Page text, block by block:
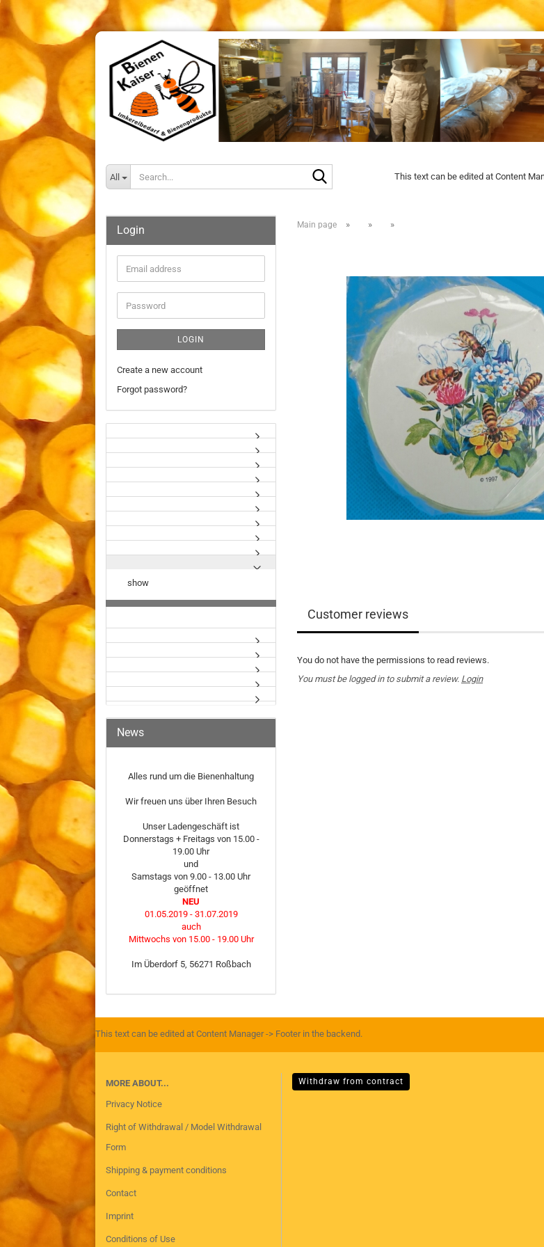
All This text can be edited at Content
Main page » » »
Customer reviews
You do not have the permissions to read reviews.
You must be logged in to submit a review. Login
Login
Email
address
Password
LOGIN
Create a new account
Forgot password?
show
News
Alles rund um die Bienenhaltung
Wir freuen uns über Ihren Besuch
Unser Ladengeschäft ist
Donnerstags + Freitags von 15.00 -
19.00 Uhr
und
Samstags von 9.00 - 13.00 Uhr
geöffnet
NEU
01.05.2019 - 31.07.2019
auch
Mittwochs von 15.00 - 19.00 Uhr
Im Überdorf 5, 56271 Roßbach
This text can be edited at Content Manager -> Footer in the backend.
MORE ABOUT...
Privacy Notice
Right of Withdrawal / Model Withdrawal
Form
Shipping & payment conditions
Contact
Imprint
Conditions of Use
Withdraw from contract